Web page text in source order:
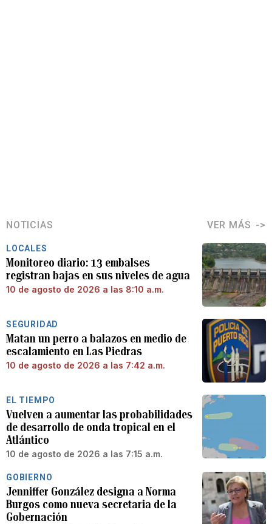
NOTICIAS VER MÁS
LOCALES
Monitoreo diario: 13 embalses
registran bajas en sus niveles de agua
10 de agosto de 2026 a las 8:10 a.m.
SEGURIDAD
Matan un perro a balazos en medio de
escalamiento en Las Piedras
10 de agosto de 2026 a las 7:42 a.m.
EL TIEMPO
Vuelven a aumentar las probabilidades
de desarrollo de onda tropical en el
Atlántico
10 de agosto de 2026 a las 7:15 a.m.
GOBIERNO
Jenniffer González designa a Norma
Burgos como nueva secretaria de la
Gobernación